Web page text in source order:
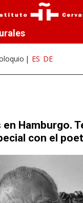
ES DE
en Hamburgo.
con el